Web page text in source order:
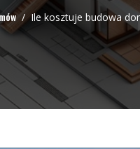
/Ile kosztuje budowa